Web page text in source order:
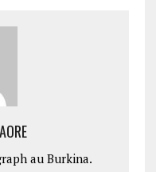
au Burkina.